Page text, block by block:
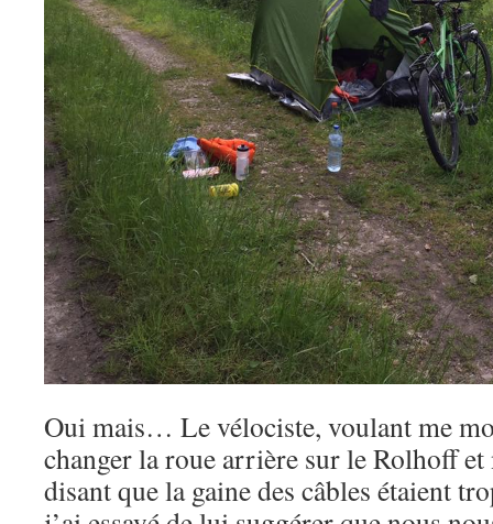
Oui mais… Le vélociste, voulant me
changer la roue arrière sur le Rolhoff
disant que la gaine des câbles étaient